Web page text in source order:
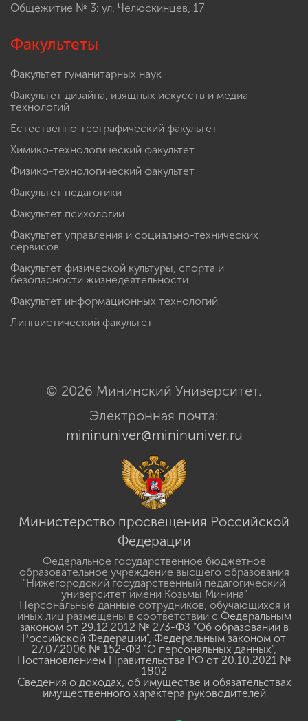
Общежитие № 3: ул. Челюскинцев, 17
Факультеты
Факультет гуманитарных наук
Факультет дизайна, изящных искусств и медиа-
технологий
Естественно-географический факультет
Химико-технологический факультет
Физико-технологический факультет
Факультет педагогики
Факультет психологии
Факультет управления и социально-технических
сервисов
Факультет физической культуры, спорта и
безопасности жизнедеятельности
Факультет информационных технологий
Лингвистический факультет
© 2026 Мининский Университет.
Электронная почта:
mininuniver@mininuniver.ru
Министерство просвещения Российской
Федерации
Федеральное государственное бюджетное
образовательное учреждение высшего образования
"Нижегородский государственный педагогический
университет имени Козьмы Минина"
Персональные данные сотрудников, обучающихся и
иных лиц размещены в соответствии с Федеральным
законом от 29.12.2012 № 273-ФЗ "Об образовании в
Российской Федерации", Федеральным законом от
27.07.2006 № 152-ФЗ "О персональных данных",
Постановлением Правительства РФ от 20.10.2021 №
1802
Сведения о доходах, об имуществе и обязательствах
имущественного характера руководителей